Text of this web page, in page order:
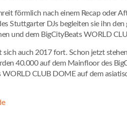
förmlich nach einem Recap oder
Stuttgarter DJs begleiten sie ihn den
und dem BigCityBeats WORLD
sich auch 2017 fort. Schon jetzt
40.000 auf dem Mainfloor des
CLUB DOME auf dem